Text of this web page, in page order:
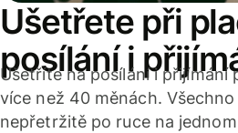
Ušetřete při
posílání i
Ušetříte na posílání i přijímání
více než 40 měnách.
nepřetržitě po ruce na